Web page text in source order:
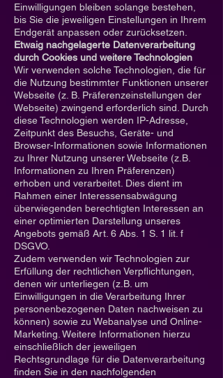
Einwilligungen bleiben solange bestehen,
bis Sie die jeweiligen Einstellungen in Ihrem
Endgerät anpassen oder zurücksetzen.
Etwaig nachgelagerte Datenverarbeitung
durch Cookies und weitere Technologien
Wir verwenden solche Technologien, die für
die Nutzung bestimmter Funktionen unserer
Webseite (z. B. Präferenzeinstellungen der
Webseite) zwingend erforderlich sind. Durch
diese Technologien werden IP-Adresse,
Zeitpunkt des Besuchs, Geräte- und
Browser-Informationen sowie Informationen
zu Ihrer Nutzung unserer Webseite (z.B.
Informationen zu Ihren Präferenzen)
erhoben und verarbeitet. Dies dient im
Rahmen einer Interessensabwägung
überwiegenden berechtigten Interessen an
einer optimierten Darstellung unseres
Angebots gemäß Art. 6 Abs. 1 S. 1 lit. f
DSGVO.
Zudem verwenden wir Technologien zur
Erfüllung der rechtlichen Verpflichtungen,
denen wir unterliegen (z.B. um
Einwilligungen in die Verarbeitung Ihrer
personenbezogenen Daten nachweisen zu
können) sowie zu Webanalyse und Online-
Marketing. Weitere Informationen hierzu
einschließlich der jeweiligen
Rechtsgrundlage für die Datenverarbeitung
finden Sie in den nachfolgenden